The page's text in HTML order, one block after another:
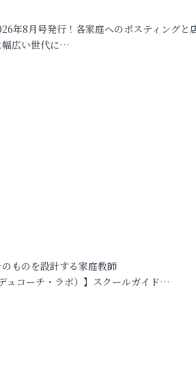
年8月号発行！各家庭へのポスティングと
幅広い世代に…
ものを設計する家庭教師
ュコーチ・ラボ）】スクールガイド…